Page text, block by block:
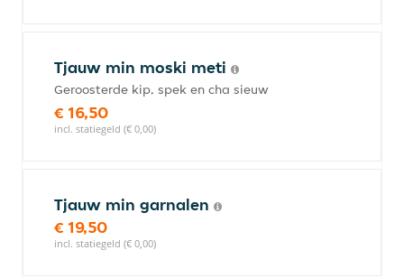
Tjauw min moski meti
Geroosterde kip, spek en cha sieuw
€ 16,50
incl. statiegeld (€ 0,00)
Tjauw min garnalen
€ 19,50
incl. statiegeld (€ 0,00)